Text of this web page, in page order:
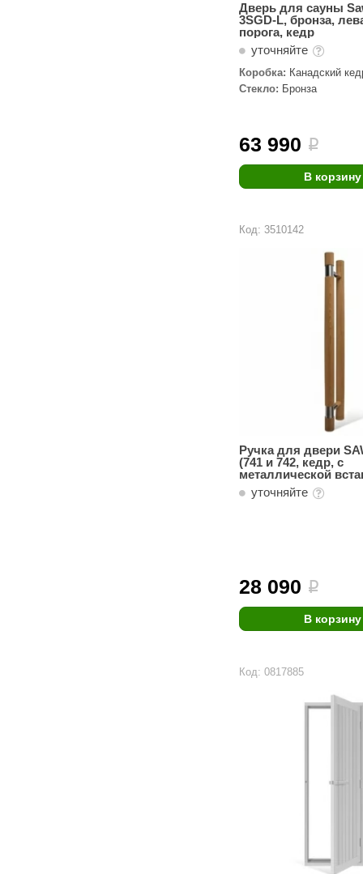
Дверь для сауны
3SGD-L, бронза,
порога, кедр
уточняйте
Коробка: Канадский
Стекло: Бронза
63 990 i
В корзину
Код: 3510142
Ручка для двери
(741 и 742, кедр, с
металлической
уточняйте
28 090 i
В корзину
Код: 0817885